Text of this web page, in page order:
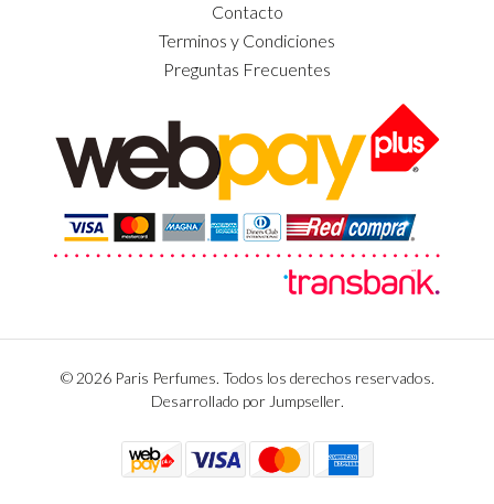
Contacto
Terminos y Condiciones
Preguntas Frecuentes
© 2026 Paris Perfumes. Todos los derechos reservados.
Desarrollado por Jumpseller.